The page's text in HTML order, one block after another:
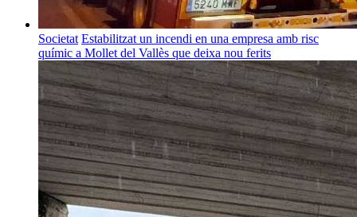
Societat Estabilitzat un incendi en una empresa amb risc
químic a Mollet del Vallès que deixa nou ferits